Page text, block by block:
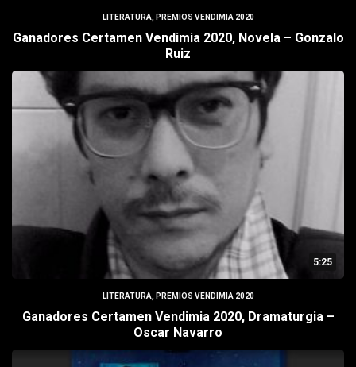
LITERATURA, PREMIOS VENDIMIA 2020
Ganadores Certamen Vendimia 2020, Novela – Gonzalo
Ruiz
5:25
LITERATURA, PREMIOS VENDIMIA 2020
Ganadores Certamen Vendimia 2020, Dramaturgia –
Oscar Navarro